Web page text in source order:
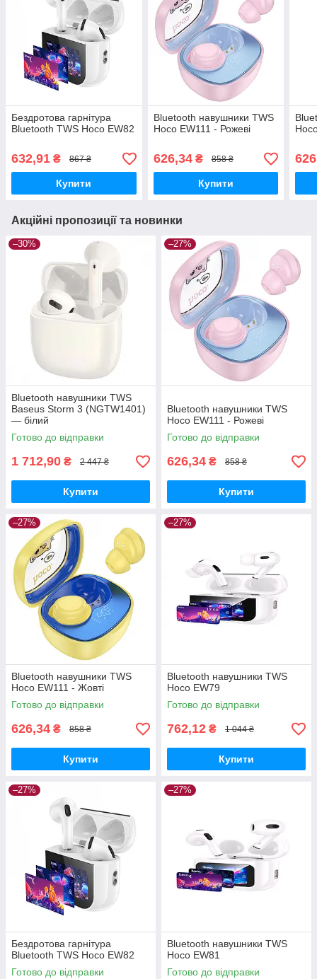
Бездротова гарнітура
Bluetooth TWS Hoco EW82
632,91 ₴ 867 ₴
Купити
Bluetooth навушники TWS
Hoco EW111 - Рожеві
626,34₴ 858 ₴
Купити
Акційні пропозиції та новинки
–30%
Bluetooth навушники TWS
Baseus Storm 3 (NGTW1401)
— білий
Готово до відправки
1 712,90 ₴ 2 447 ₴
Купити
–27%
Bluetooth навушники TWS
Hoco EW111 - Рожеві
Готово до відправки
626,34 ₴ 858 ₴
Купити
–27%
Bluetooth навушники TWS
Hoco EW111 - Жовті
Готово до відправки
626,34 ₴ 858 ₴
Купити
–27%
Bluetooth навушники TWS
Hoco EW79
Готово до відправки
762,12 ₴ 1 044 ₴
Купити
–27%
Бездротова гарнітура
Bluetooth TWS Hoco EW82
Готово до відправки
–27%
Bluetooth навушники TWS
Hoco EW81
Готово до відправки